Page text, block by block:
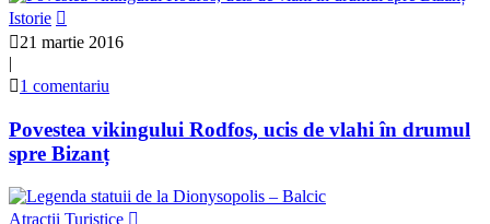
Istorie
21 martie 2016
|
1 comentariu
Povestea vikingului Rodfos, ucis de vlahi în drumul
spre Bizanț
Atractii Turistice